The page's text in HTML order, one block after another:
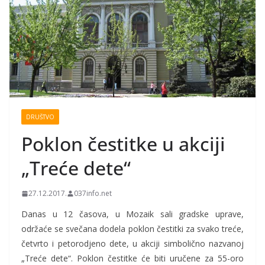
DRUŠTVO
Poklon čestitke u akciji
„Treće dete“
27.12.2017. 037info.net
Danas u 12 časova, u Mozaik sali gradske uprave,
održaće se svečana dodela poklon čestitki za svako treće,
četvrto i petorodjeno dete, u akciji simbolično nazvanoj
„Treće dete“. Poklon čestitke će biti uručene za 55-oro